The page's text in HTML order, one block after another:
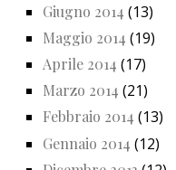
Giugno 2014 (13)
Maggio 2014 (19)
Aprile 2014 (17)
Marzo 2014 (21)
Febbraio 2014 (13)
Gennaio 2014 (12)